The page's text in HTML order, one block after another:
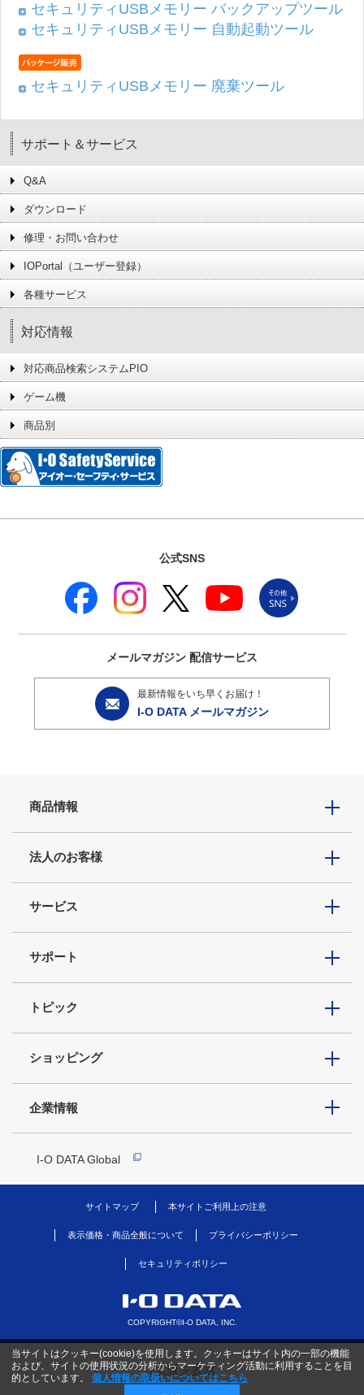
セキュリティUSBメモリー バックアップツール
セキュリティUSBメモリー 自動起動ツール
セキュリティUSBメモリー 廃棄ツール
サポート＆サービス
Q&A
ダウンロード
修理・お問い合わせ
IOPortal（ユーザー登録）
各種サービス
対応情報
対応商品検索システムPIO
ゲーム機
商品別
公式SNS
メールマガジン 配信サービス
最新情報をいち早くお届け！
I-O DATA メールマガジン
商品情報
法人のお客様
サービス
サポート
トピック
ショッピング
企業情報
I-O DATA Global
サイトマップ 本サイトご利用上の注意
表示価格・商品全般について プライバシーポリシー
セキュリティポリシー
COPYRIGHT©I-O DATA, INC.
当サイトはクッキー(cookie)を使用します。クッキーはサイト内の一部の機能
および、サイトの使用状況の分析からマーケティング活動に利用することを目
的としています。
個人情報の取扱いについてはこちら
PC版を表示